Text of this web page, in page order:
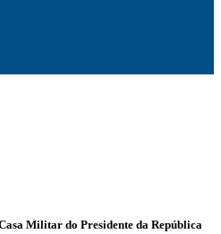
Militar do Presidente da República